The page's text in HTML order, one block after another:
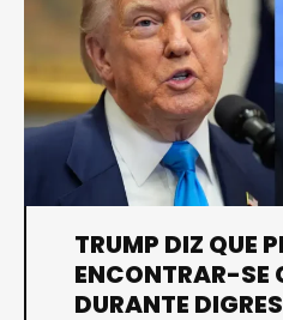
TRUMP DIZ QUE
ENCONTRAR-SE
DURANTE